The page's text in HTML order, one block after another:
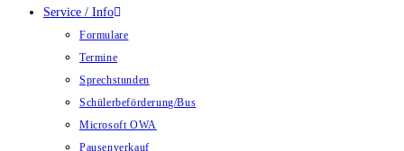
Service / Info
Formulare
Termine
Sprechstunden
Schülerbeförderung/Bus
Microsoft OWA
Pausenverkauf